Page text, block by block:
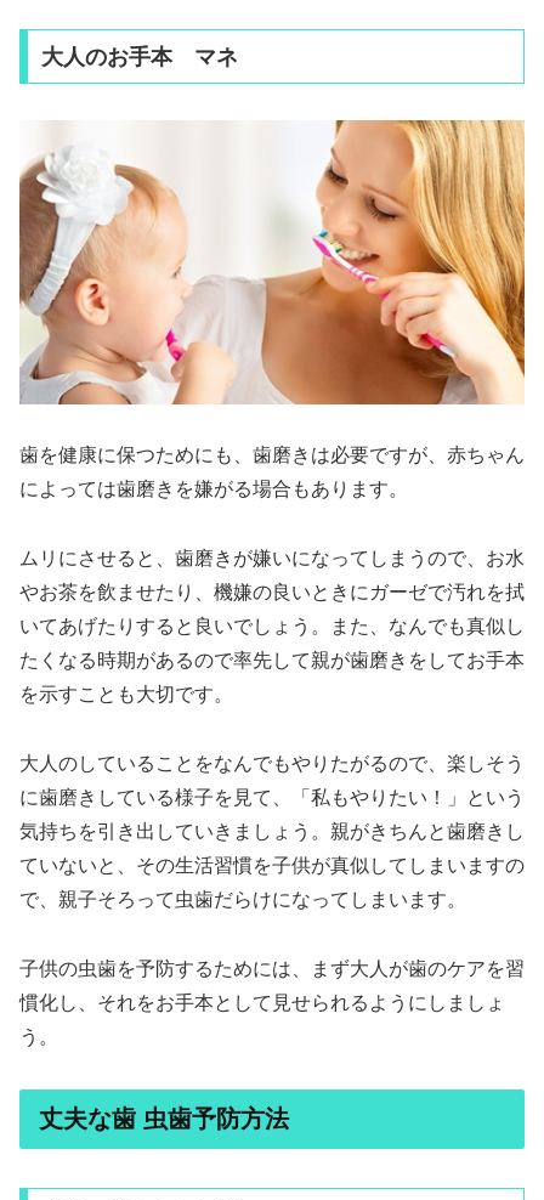
大人のお手本 マネ
歯を健康に保つためにも、歯磨きは必要ですが、赤ちゃん
によっては歯磨きを嫌がる場合もあります。
ムリにさせると、歯磨きが嫌いになってしまうので、お水
やお茶を飲ませたり、機嫌の良いときにガーゼで汚れを拭
いてあげたりすると良いでしょう。また、なんでも真似し
たくなる時期があるので率先して親が歯磨きをしてお手本
を示すことも大切です。
大人のしていることをなんでもやりたがるので、楽しそう
に歯磨きしている様子を見て、「私もやりたい！」という
気持ちを引き出していきましょう。親がきちんと歯磨きし
ていないと、その生活習慣を子供が真似してしまいますの
で、親子そろって虫歯だらけになってしまいます。
子供の虫歯を予防するためには、まず大人が歯のケアを習
慣化し、それをお手本として見せられるようにしましょ
う。
丈夫な歯 虫歯予防方法